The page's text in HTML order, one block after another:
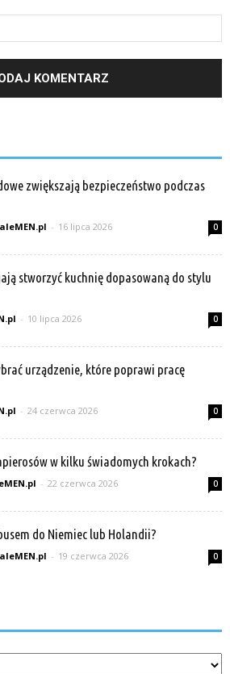
zwiększają bezpieczeństwo podczas
- 16 lipca 2026 0
stworzyć kuchnię dopasowaną do stylu
- 10 lipca 2026 0
urządzenie, które poprawi pracę
- 24 czerwca 2026 0
w kilku świadomych krokach?
- 22 czerwca 2026 0
do Niemiec lub Holandii?
- 19 czerwca 2026 0